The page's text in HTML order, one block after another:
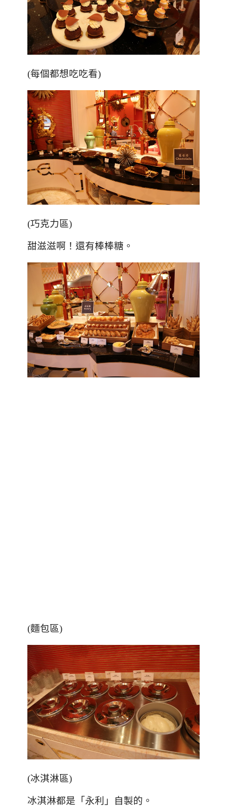
(每個都想吃吃看)
(巧克力區)
甜滋滋啊！還有棒棒糖。
(麵包區)
(冰淇淋區)
冰淇淋都是「永利」自製的。